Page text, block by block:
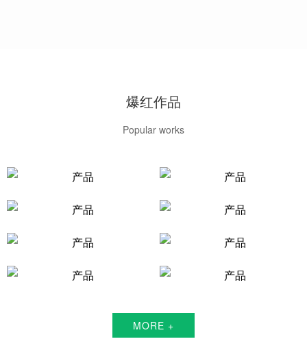
爆红作品
Popular works
MORE +